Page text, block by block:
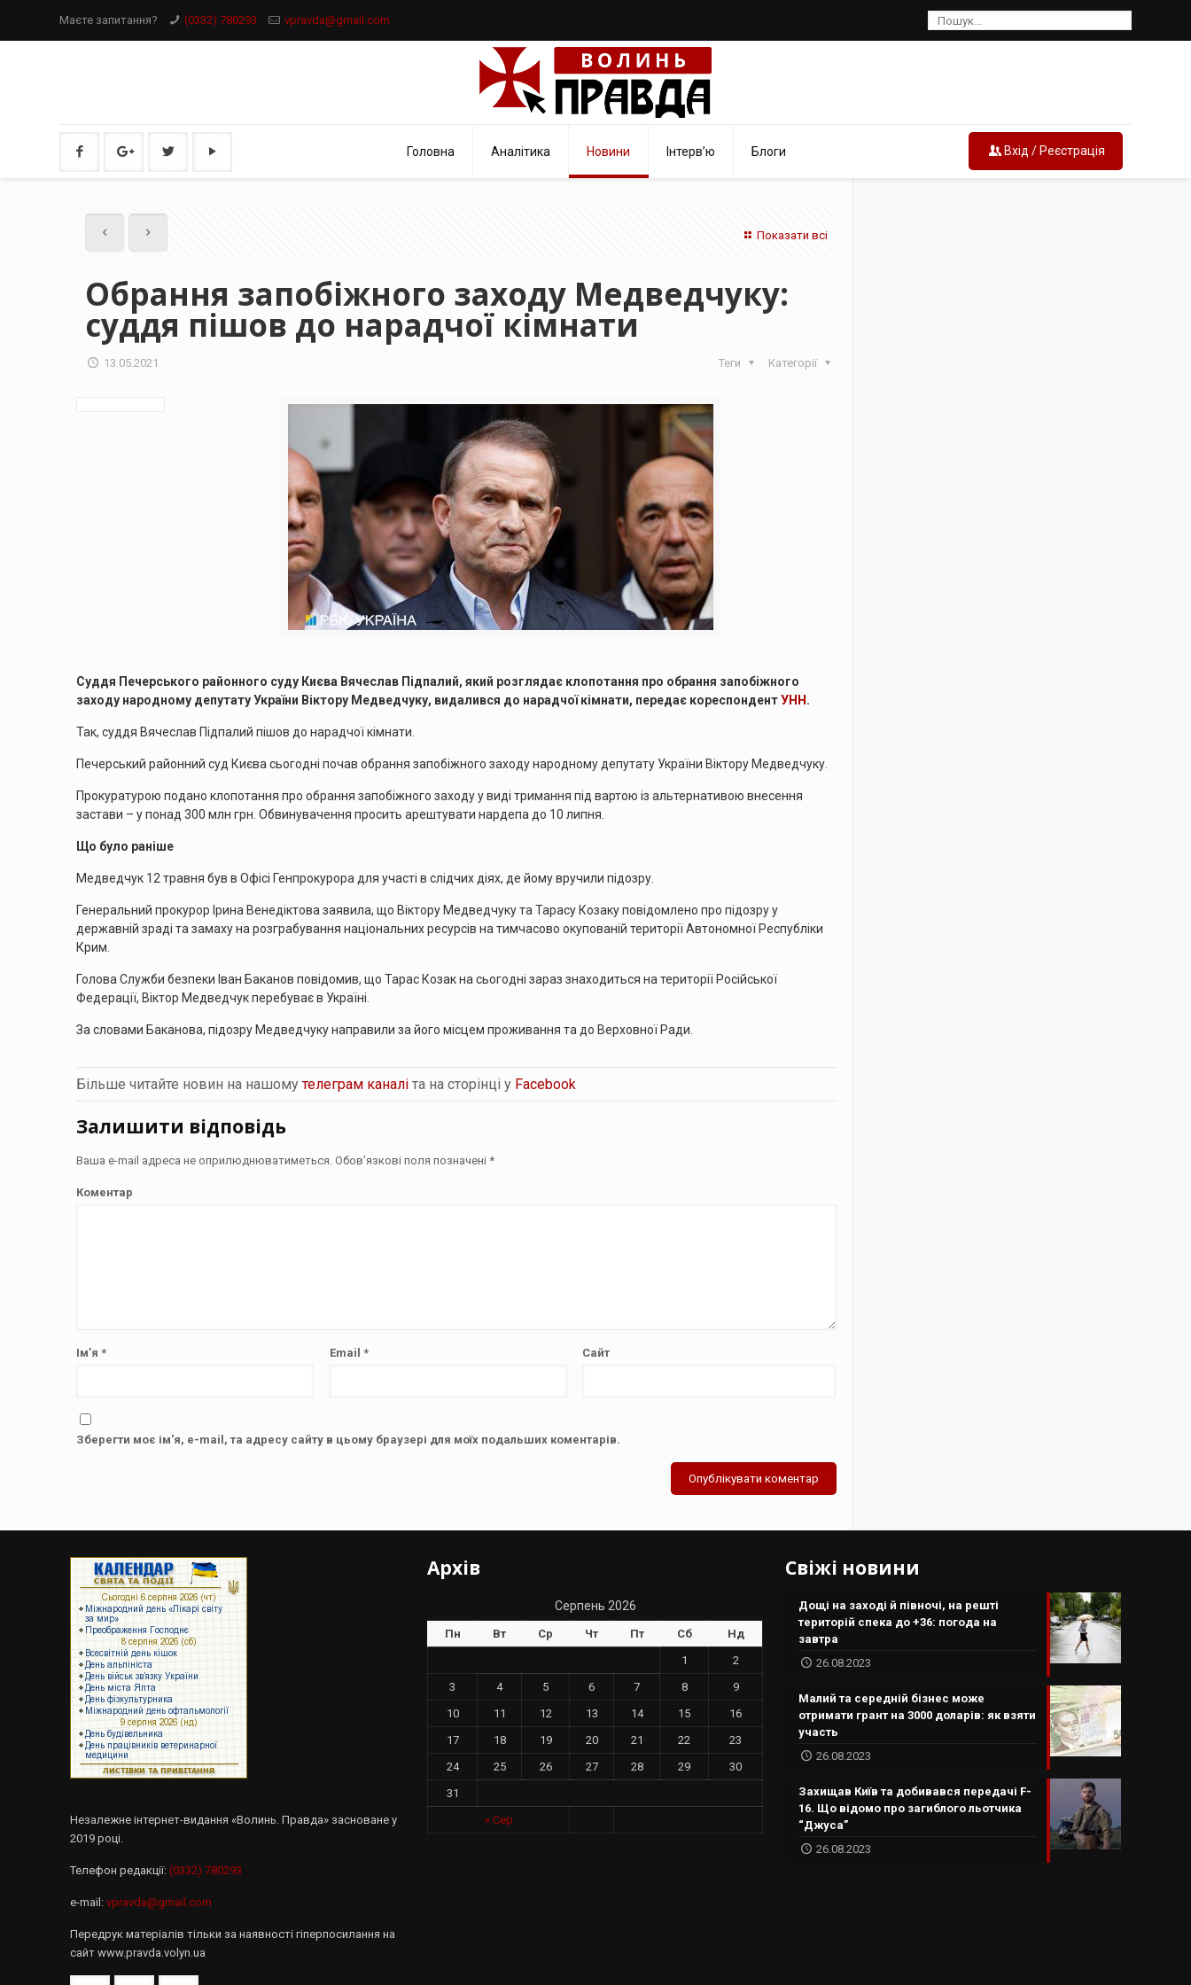
Маєте запитання? (0332) 780293 vpravda@gmail.com
Головна Аналітика Новини Інтерв’ю Блоги Вхід / Реєстрація
Показати всі
Обрання запобіжного заходу Медведчуку:
суддя пішов до нарадчої кімнати
13.05.2021 Категорії
Теги
Суддя Печерського районного суду Києва Вячеслав Підпалий, який розглядає клопотання про обрання запобіжного
заходу народному депутату України Віктору Медведчуку, видалився до нарадчої кімнати, передає кореспондентУНН .
Так, суддя Вячеслав Підпалий пішов до нарадчої кімнати.
Печерський районний суд Києва сьогодні почав обрання запобіжного заходу народному депутату України Віктору Медведчуку.
Прокуратурою подано клопотання про обрання запобіжного заходу у виді тримання під вартою із альтернативою внесення
застави – у понад 300 млн грн. Обвинувачення просить арештувати нардепа до 10 липня.
Що було раніше
Медведчук 12 травня був в Офісі Генпрокурора для участі в слідчих діях, де йому вручили підозру.
Генеральний прокурор Ірина Венедіктова заявила, що Віктору Медведчуку та Тарасу Козаку повідомлено про підозру у
державній зраді та замаху на розграбування національних ресурсів на тимчасово окупованій території Автономної Республіки
Крим.
Голова Служби безпеки Іван Баканов повідомив, що Тарас Козак на сьогодні зараз знаходиться на території Російської
Федерації, Віктор Медведчук перебуває в Україні.
За словами Баканова, підозру Медведчуку направили за його місцем проживання та до Верховної Ради.
Більше читайте новин на нашомутелеграм каналіта на сторінці у Facebook
Залишити відповідь
Ваша e-mail адреса не оприлюднюватиметься.Обов’язкові поля позначені *
Коментар
Ім’я * Email * Сайт
Зберегти моє ім'я, e-mail, та адресу сайту в цьому браузері для моїх подальших коментарів.
Незалежне інтернет-видання «Волинь. Правда» засноване у
2019 році.
Телефон редакції:(0332) 780293
e-mail:vpravda@gmail.com
Передрук матеріалів тільки за наявності гіперпосилання на
сайт www.pravda.volyn.ua
Архів
Серпень 2026
Пн Вт Ср Чт Пт Сб Нд
« Сер
1
2
3
4 5 6 7 8
9
10
11 12 13 14 15
16
17
18 19 20 21 22
23
24
25 26 27 28 29
30
31
Свіжі новини
Дощі на заході й півночі, на решті
територій спека до +36: погода на
завтра
26.08.2023
Малий та середній бізнес може
отримати грант на 3000 доларів: як взяти
участь
26.08.2023
Захищав Київ та добивався передачі F-
16. Що відомо про загиблого льотчика
“Джуса”
26.08.2023